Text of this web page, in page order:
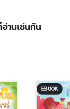
านเช่นกัน
EBOOK